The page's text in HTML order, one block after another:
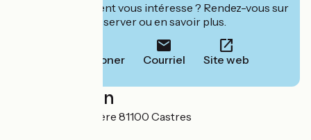
Cet établissement vous intéresse ? Rendez-vous sur
leur site pour réserver ou en savoir plus.
Téléphoner Courriel Site web
Localisation
10 quai Tourcaudière 81100 Castres